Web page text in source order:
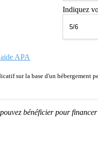
APA
Indiquez
sur la base d'un hébergement
bénéficier pour